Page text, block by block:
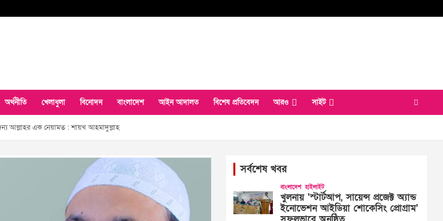
অর্থনীতি খেলাধুলা বিনোদন বাংলাদেশ আইন আদালত বিশেষ প্রতিবেদন আরও সাইট
আল্লাহর এক নেয়ামত : শায়খ আহমাদুল্লাহ
সর্বশেষ খবর
বাংলাদেশ হাইলাইট
খুলনায় ‘স্টার্টআপ, সায়েন্স প্রজেক্ট অ্যান্ড
ইনোভেশন আইডিয়া শোকেসিং প্রোগ্রাম’